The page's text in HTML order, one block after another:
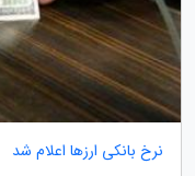
نرخ بانکی ارزها اعلام شد